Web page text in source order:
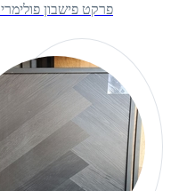
פרקט פישבון פולימרי ORIGINALS SPC נגד מים